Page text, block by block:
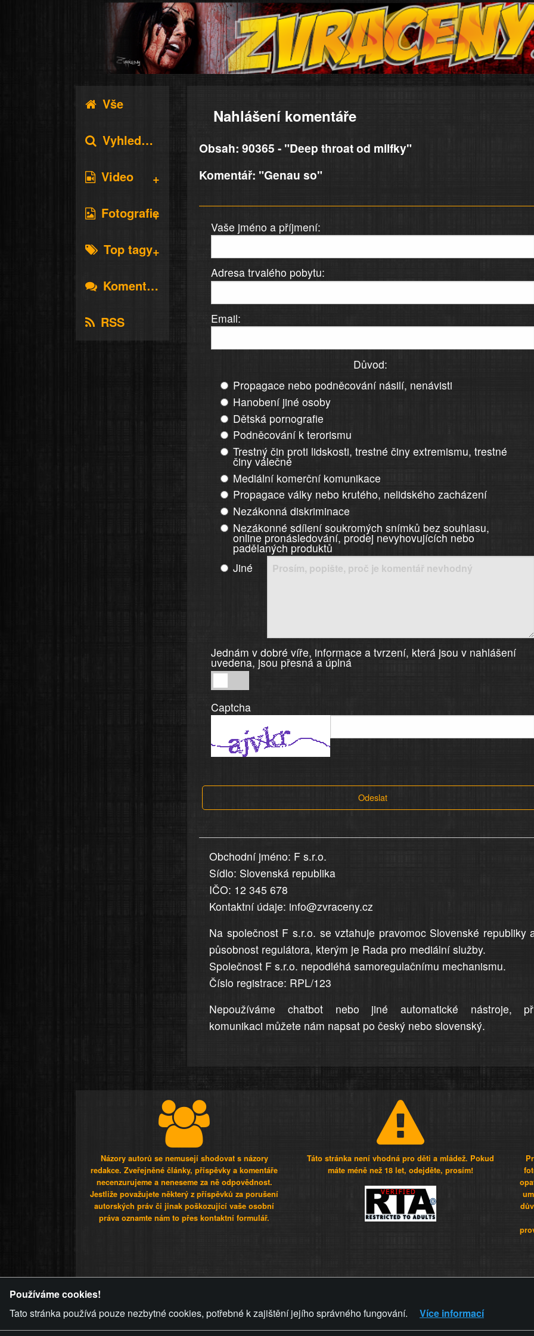
Vše
Vyhledávání
Video
Fotografie
Top tagy
Komentáře
RSS
Nahlášení komentáře
Obsah: 90365 - "Deep throat od milfky"
Komentář: "Genau so"
Vaše jméno a příjmení:
Adresa trvalého pobytu:
Email:
Důvod:
Propagace nebo podněcování násilí, nenávisti
Hanobení jiné osoby
Dětská pornografie
Podněcování k terorismu
Trestný čin proti lidskosti, trestné činy extremismu, trestné
činy válečné
Mediální komerční komunikace
Propagace války nebo krutého, nelidského zacházení
Nezákonná diskriminace
Nezákonné sdílení soukromých snímků bez souhlasu,
online pronásledování, prodej nevyhovujících nebo
padělaných produktů
Jiné
Jednám v dobré víře, informace a tvrzení, která jsou v nahlášení
uvedena, jsou přesná a úplná
v
dobré
informace
v
uvedena,
jsou
přesná
a
úplná
Captcha
Odeslat
Obchodní jméno: F s.r.o.
Sídlo: Slovenská republika
IČO: 12 345 678
Kontaktní údaje: info@zvraceny.cz
Na společnost F s.r.o. se vztahuje pravomoc Slovenské republiky
působnost regulátora, kterým je Rada pro mediální služby.
Společnost F s.r.o. nepodléhá samoregulačnímu mechanismu.
Číslo registrace: RPL/123
Nepoužíváme chatbot nebo jiné automatické nástroje,
komunikaci můžete nám napsat po český nebo slovenský.
Názory autorů se nemusejí shodovat s názory
redakce. Zveřejněné články, příspěvky a komentáře
necenzurujeme a neneseme za ně odpovědnost.
Jestliže považujete některý z příspěvků za porušení
autorských práv či jinak poškozující vaše osobní
práva oznamte nám to přes kontaktní formulář.
Táto stránka není vhodná pro děti a mládež. Pokud
máte méně než 18 let, odejděte, prosím!
ZVRÁCENÝ.CZ PRAVIDLA A
Používáme cookies!
Tato stránka používá pouze nezbytné cookies, potřebné k zajištění jejího správného fungování.
Více informací